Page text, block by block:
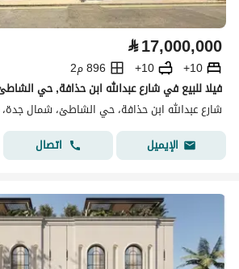
⃁17,000,000
10+
10+
896 م2
شارع عبدالله ابن حذافة، حي الشاطئ، شمال
الإيميل
اتصال